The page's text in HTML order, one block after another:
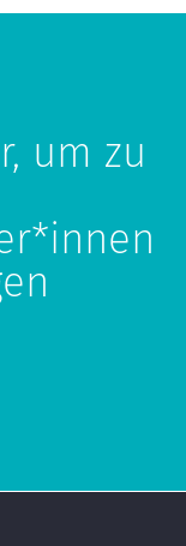
um zu